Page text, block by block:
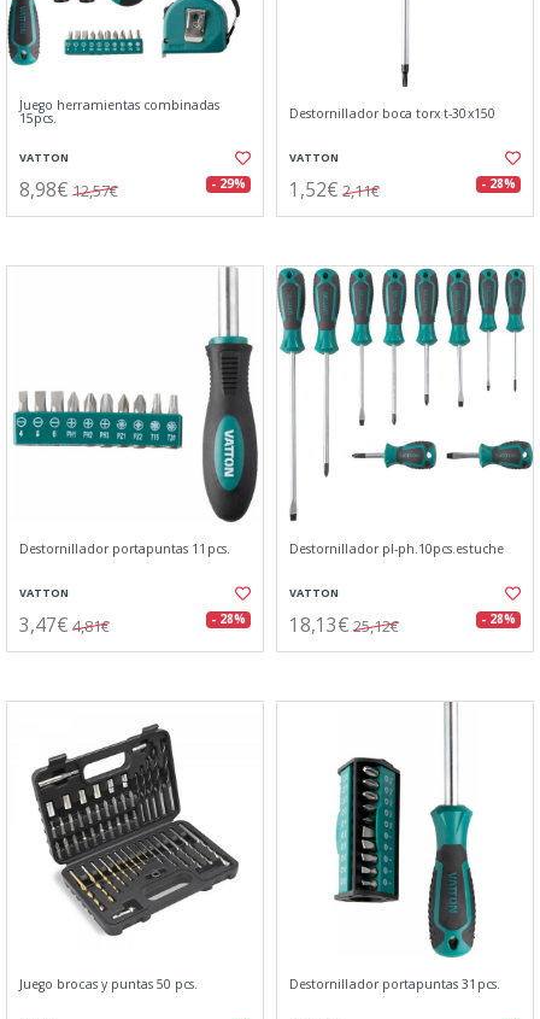
Juego herramientas combinadas
15pcs.
VATTON
8,98€ 12,57€ - 29%
Destornillador boca torx t-30x150
VATTON
1,52€ 2,11€ - 28%
Destornillador portapuntas 11pcs.
VATTON
3,47€ 4,81€ - 28%
Destornillador pl-ph.10pcs.estuche
VATTON
18,13€ 25,12€ - 28%
Juego brocas y puntas 50 pcs. Destornillador portapuntas 31pcs.